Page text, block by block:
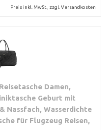
Preis inkl. MwSt., zzgl. Versandkosten
Damen,
Geburt mit
Nassfach, Wasserdichte
für Flugzeug Reisen,